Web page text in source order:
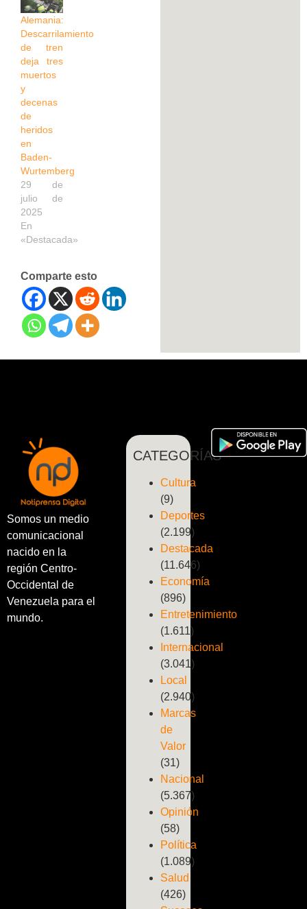
Alemania:
Descarrilamiento
de tren
deja tres
muertos
y
decenas
de
heridos
en
Baden-
Wurtemberg
29 de
julio de
2025
En
«Destacada»
Comparte esto
Somos un medio
comunicacional
nacido en la
región Centro-
Occidental de
Venezuela para el
mundo.
CATEGORÍAS
Cultura
(9)
Deportes
(2.199)
Destacada
(11.646)
Economía
(896)
Entretenimiento
(1.611)
Internacional
(3.041)
Local
(2.940)
Marcas
de
Valor
(31)
Nacional
(5.367)
Opinión
(58)
Política
(1.089)
Salud
(426)